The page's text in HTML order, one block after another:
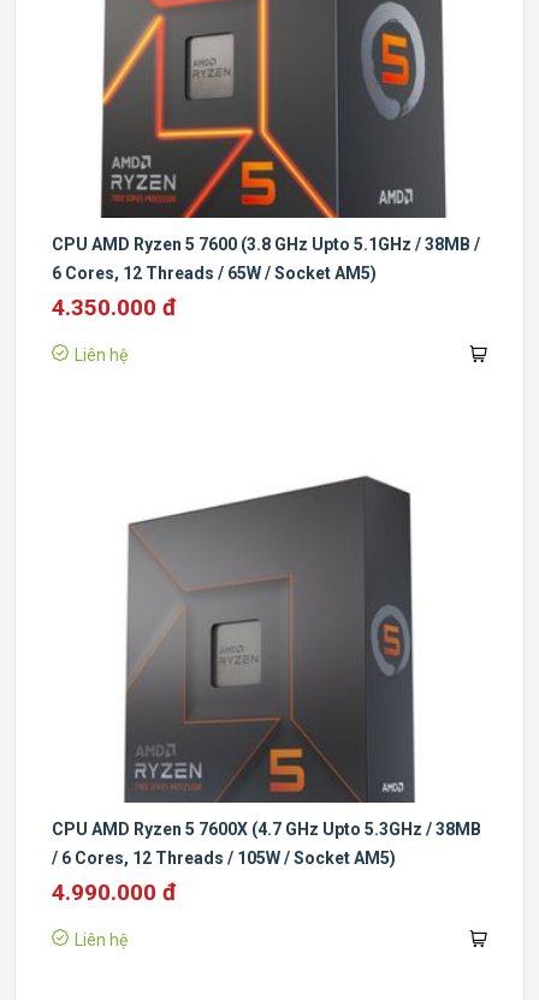
CPU AMD Ryzen 5 7600 (3.8 GHz Upto 5.1GHz / 38MB /
6 Cores, 12 Threads / 65W / Socket AM5)
4.350.000 đ
Liên hệ
CPU AMD Ryzen 5 7600X (4.7 GHz Upto 5.3GHz / 38MB
/ 6 Cores, 12 Threads / 105W / Socket AM5)
4.990.000 đ
Liên hệ